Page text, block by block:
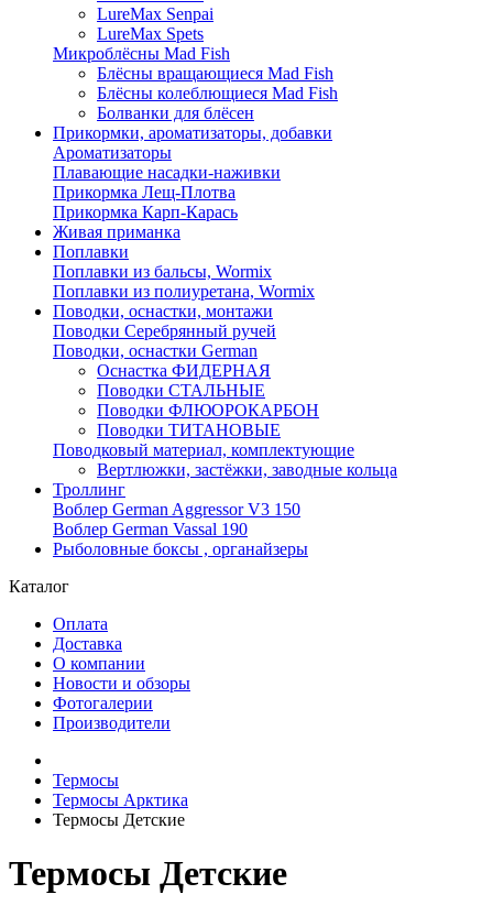
LureMax Senpai
LureMax Spets
Микроблёсны Mad Fish
Блёсны вращающиеся Mad Fish
Блёсны колеблющиеся Mad Fish
Болванки для блёсен
Прикормки, ароматизаторы, добавки
Ароматизаторы
Плавающие насадки-наживки
Прикормка Лещ-Плотва
Прикормка Карп-Карась
Живая приманка
Поплавки
Поплавки из бальсы, Wormix
Поплавки из полиуретана, Wormix
Поводки, оснастки, монтажи
Поводки Серебрянный ручей
Поводки, оснастки German
Оснастка ФИДЕРНАЯ
Поводки СТАЛЬНЫЕ
Поводки ФЛЮОРОКАРБОН
Поводки ТИТАНОВЫЕ
Поводковый материал, комплектующие
Вертлюжки, застёжки, заводные кольца
Троллинг
Воблер German Aggressor V3 150
Воблер German Vassal 190
Рыболовные боксы , органайзеры
Каталог
Оплата
Доставка
О компании
Новости и обзоры
Фотогалерии
Производители
Термосы
Термосы Арктика
Термосы Детские
Термосы Детские